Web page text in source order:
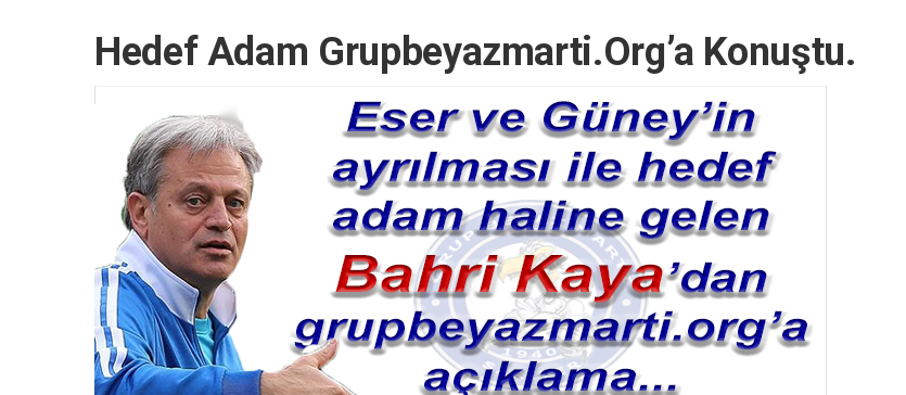
Hedef Adam Grupbeyazmarti.org’a Konuştu.